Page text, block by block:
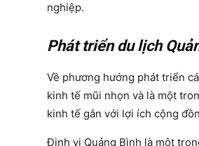
nghiệp.
Phát triển du lịch
Về phương hướng phát triển
kinh tế mũi nhọn và là một
kinh tế gắn với lợi ích cộng
Định vị Quảng Bình là một